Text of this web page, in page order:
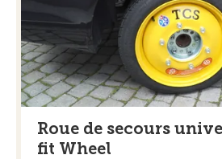
Roue de secours
fit Wheel